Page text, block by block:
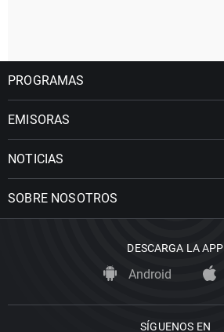
PROGRAMAS
EMISORAS
NOTICIAS
SOBRE NOSOTROS
DESCARGA LA APP
Android
SÍGUENOS EN